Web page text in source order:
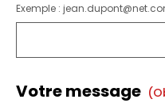
Exemple :
Votre message